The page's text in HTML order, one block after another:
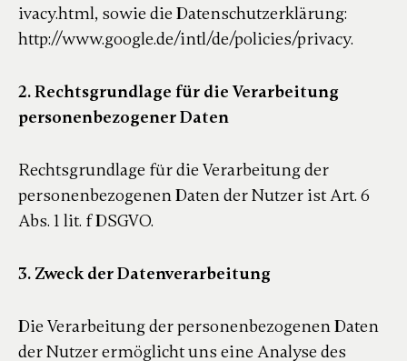
ivacy.html, sowie die Datenschutzerklärung:
http://www.google.de/intl/de/policies/privacy.
2. Rechtsgrundlage für die Verarbeitung
personenbezogener Daten
Rechtsgrundlage für die Verarbeitung der
personenbezogenen Daten der Nutzer ist Art. 6
Abs. 1 lit. f DSGVO.
3. Zweck der Datenverarbeitung
Die Verarbeitung der personenbezogenen Daten
der Nutzer ermöglicht uns eine Analyse des